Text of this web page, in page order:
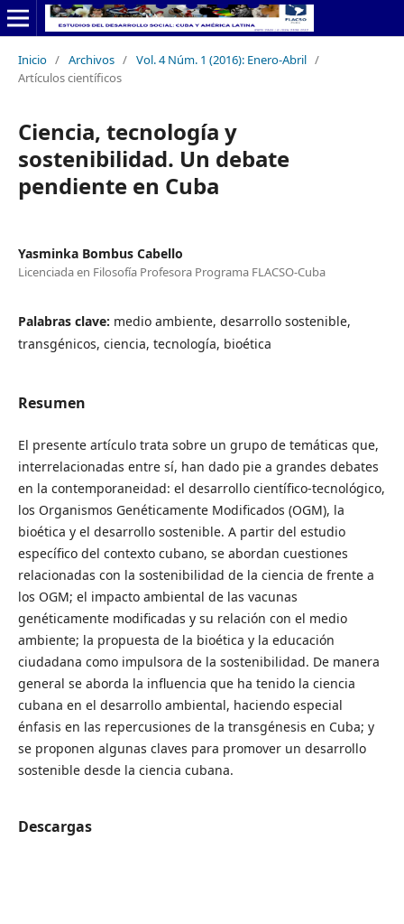
Inicio / Archivos / Vol. 4 Núm. 1 (2016): Enero-Abril /
Artículos científicos
Ciencia, tecnología y
sostenibilidad. Un debate
pendiente en Cuba
Yasminka Bombus Cabello
Licenciada en Filosofía Profesora Programa FLACSO-Cuba
Palabras clave: medio ambiente, desarrollo sostenible,
transgénicos, ciencia, tecnología, bioética
Resumen
El presente artículo trata sobre un grupo de temáticas que,
interrelacionadas entre sí, han dado pie a grandes debates
en la contemporaneidad: el desarrollo científico-tecnológico,
los Organismos Genéticamente Modificados (OGM), la
bioética y el desarrollo sostenible. A partir del estudio
específico del contexto cubano, se abordan cuestiones
relacionadas con la sostenibilidad de la ciencia de frente a
los OGM; el impacto ambiental de las vacunas
genéticamente modificadas y su relación con el medio
ambiente; la propuesta de la bioética y la educación
ciudadana como impulsora de la sostenibilidad. De manera
general se aborda la influencia que ha tenido la ciencia
cubana en el desarrollo ambiental, haciendo especial
énfasis en las repercusiones de la transgénesis en Cuba; y
se proponen algunas claves para promover un desarrollo
sostenible desde la ciencia cubana.
Descargas